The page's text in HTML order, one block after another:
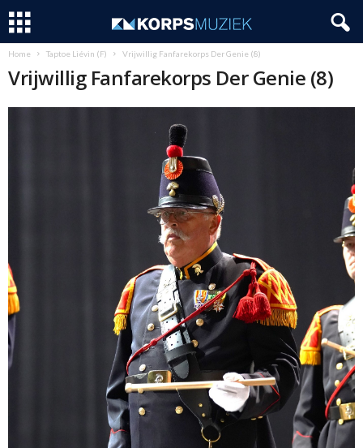
Home Taptoe Liévin (F) Vrijwillig Fanfarekorps Der Genie (8)
Vrijwillig Fanfarekorps Der Genie (8)